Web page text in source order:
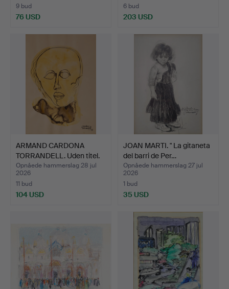
9 bud
76 USD
6 bud
203 USD
ARMAND CARDONA
TORRANDELL. Uden titel.
Opnåede hammerslag 28 jul
2026
11 bud
104 USD
JOAN MARTI. " La gitaneta
del barri de Per…
Opnåede hammerslag 27 jul
2026
1 bud
35 USD